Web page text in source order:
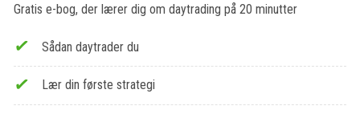
Gratis e-bog, der lærer dig om daytrading på 20 minutter
Sådan daytrader du
Lær din første strategi